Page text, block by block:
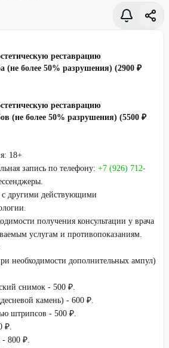
реставрацию
(не более 50% разрушения) (2900 ₽
реставрацию
(не более 50% разрушения) (5500 ₽
18+
запись по телефону: +7 (926) 712-
с другими действующими
получения консультации у врача
услугам и противопоказаниям.
необходимости дополнительных ампул)
снимок - 500 ₽.
камень) - 600 ₽.
штрипсов - 500 ₽.
₽.
- 800 ₽.